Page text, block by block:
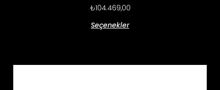
₺104.469,00
Seçenekler